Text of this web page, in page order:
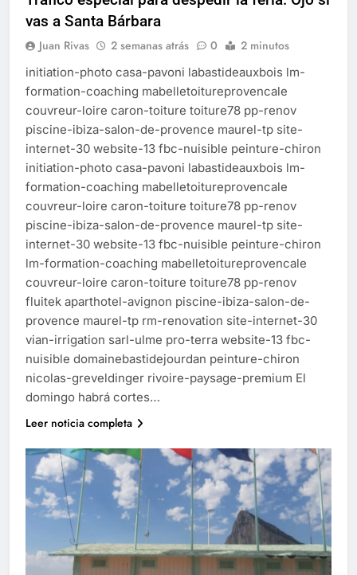
echa el cierre con éxito
rotundo
2 Semanas Atrás
La Mancomunidad y el Banco
Gibraltar renuevan su
convenio de colaboración
2 Semanas Atrás
Tráfico especial para
despedir la feria. Ojo si vas
a Santa Bárbara
2 Semanas Atrás
La feria se despide por todo
lo alto: Antonio José, fuegos
artificiales y música hasta el
amanecer
2 Semanas Atrás
vas a Santa Bárbara
Juan Rivas 2 semanas atrás 0 2 minutos
initiation-photo casa-pavoni labastideauxbois lm-
formation-coaching mabelletoitureprovencale
couvreur-loire caron-toiture toiture78 pp-renov
piscine-ibiza-salon-de-provence maurel-tp site-
internet-30 website-13 fbc-nuisible peinture-chiron
initiation-photo casa-pavoni labastideauxbois lm-
formation-coaching mabelletoitureprovencale
couvreur-loire caron-toiture toiture78 pp-renov
piscine-ibiza-salon-de-provence maurel-tp site-
internet-30 website-13 fbc-nuisible peinture-chiron
lm-formation-coaching mabelletoitureprovencale
couvreur-loire caron-toiture toiture78 pp-renov
fluitek aparthotel-avignon piscine-ibiza-salon-de-
provence maurel-tp rm-renovation site-internet-30
vian-irrigation sarl-ulme pro-terra website-13 fbc-
nuisible domainebastidejourdan peinture-chiron
nicolas-greveldinger rivoire-paysage-premium El
domingo habrá cortes…
Leer noticia completa